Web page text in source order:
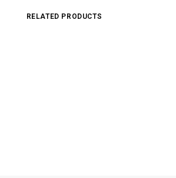
RELATED PRODUCTS